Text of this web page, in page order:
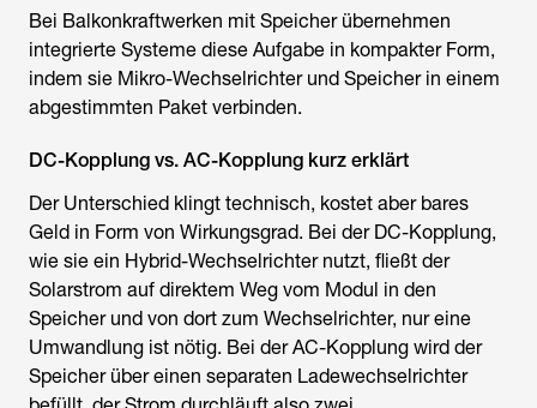
Bei Balkonkraftwerken mit Speicher übernehmen
integrierte Systeme diese Aufgabe in kompakter Form,
indem sie Mikro-Wechselrichter und Speicher in einem
abgestimmten Paket verbinden.
DC-Kopplung vs. AC-Kopplung kurz erklärt
Der Unterschied klingt technisch, kostet aber bares
Geld in Form von Wirkungsgrad. Bei der DC-Kopplung,
wie sie ein Hybrid-Wechselrichter nutzt, fließt der
Solarstrom auf direktem Weg vom Modul in den
Speicher und von dort zum Wechselrichter, nur eine
Umwandlung ist nötig. Bei der AC-Kopplung wird der
Speicher über einen separaten Ladewechselrichter